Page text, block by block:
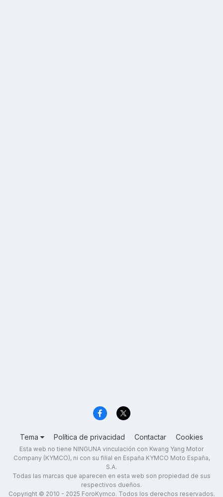
Tema Política de privacidad Contactar Cookies
Esta web no tiene NINGUNA vinculación con Kwang Yang Motor
Company (KYMCO), ni con su filial en España KYMCO Moto España,
S.A.
Todas las marcas que aparecen en esta web son propiedad de sus
respectivos dueños.
Copyright © 2010 - 2025 ForoKymco. Todos los derechos reservados.